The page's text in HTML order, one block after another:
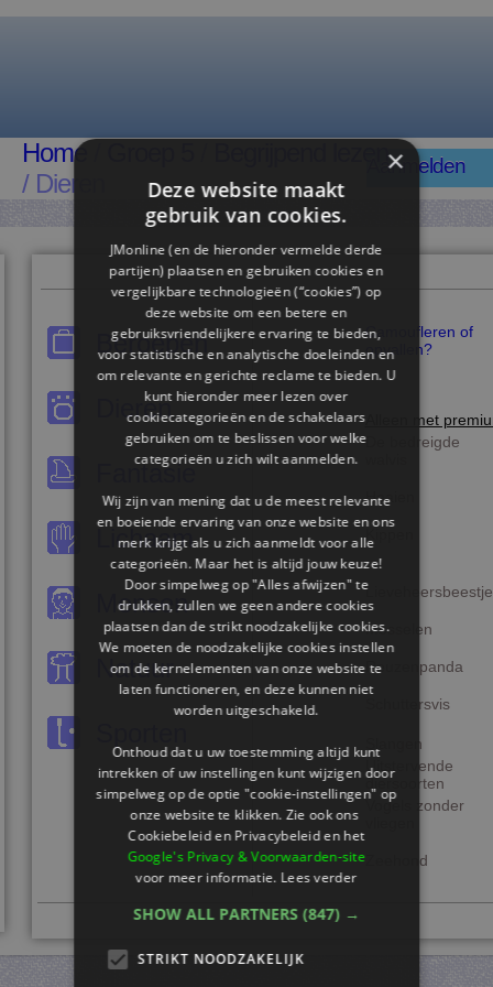
Home
/ Dieren
Aanmelden
Beroepen
Dieren
Fantasie
Lichaam
Mensen
Natuur
Camoufleren of
opvallen?
Alleen met
De bedreigde
Haaien
Kippen
Lieveheersbeestje
Mosselen
Reuzenpanda
Schuttersvis
Slangen
Uitstervende
diersoorten
Vogels zonder
Zeehond
×
Deze website maakt
gebruik van cookies.
JMonline (en de hieronder vermelde derde
partijen) plaatsen en gebruiken cookies en
vergelijkbare technologieën (“cookies”) op
deze website om een ​​betere en
gebruiksvriendelijkere ervaring te bieden,
voor statistische en analytische doeleinden en
om relevante en gerichte reclame te bieden. U
kunt hieronder meer lezen over
cookiecategorieën en de schakelaars
gebruiken om te beslissen voor welke
categorieën u zich wilt aanmelden.
Wij zijn van mening dat u de meest relevante
en boeiende ervaring van onze website en ons
merk krijgt als u zich aanmeldt voor alle
categorieën. Maar het is altijd jouw keuze!
Door simpelweg op "Alles afwijzen" te
drukken, zullen we geen andere cookies
plaatsen dan de strikt noodzakelijke cookies.
We moeten de noodzakelijke cookies instellen
om de kernelementen van onze website te
laten functioneren, en deze kunnen niet
worden uitgeschakeld.
Onthoud dat u uw toestemming altijd kunt
intrekken of uw instellingen kunt wijzigen door
simpelweg op de optie "cookie-instellingen" op
onze website te klikken. Zie ook ons ​​
Cookiebeleid en Privacybeleid en het
Google's Privacy & Voorwaarden-site
voor meer informatie.Lees verder
SHOW ALL PARTNERS (847) →
STRIKT NOODZAKELIJK